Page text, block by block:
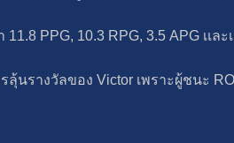
PPG, 10.3 RPG, 3.5 APG เเละ
นรางวัลของ Victor เพราะผู้ชนะ